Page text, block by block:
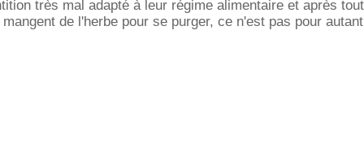
très mal adapté à leur régime alimentaire et après
de l'herbe pour se purger, ce n'est pas pour